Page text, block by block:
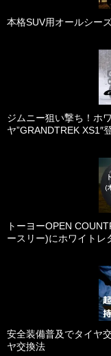
本格SUV用オールシー
ジムニー狙い撃ち！ホ
ヤ”GRANDTREK XS1″
トーヨーOPEN
ースリー)にホワイトレ
安全装備普及でタイヤ
ヤ交換法